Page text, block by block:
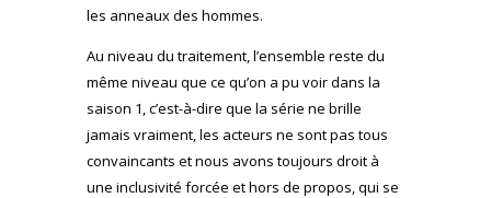
les anneaux des hommes.
Au niveau du traitement, l’ensemble reste du
même niveau que ce qu’on a pu voir dans la
saison 1, c’est-à-dire que la série ne brille
jamais vraiment, les acteurs ne sont pas tous
convaincants et nous avons toujours droit à
une inclusivité forcée et hors de propos, qui se